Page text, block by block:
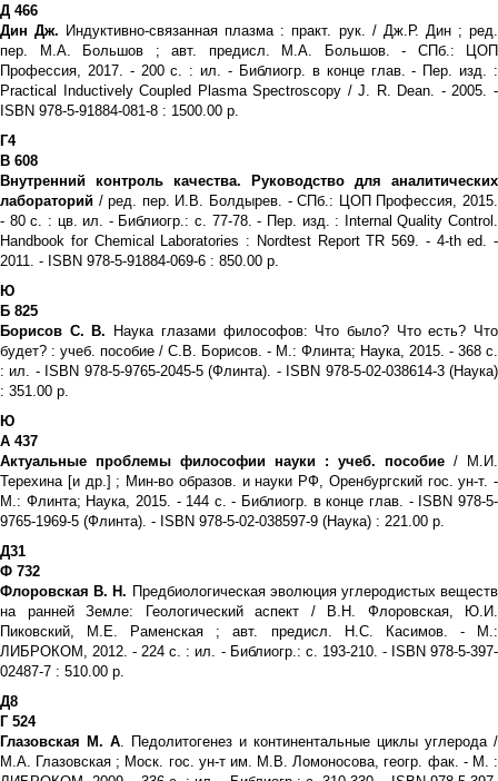
Д 466
Дин Дж. Индуктивно-связанная плазма : практ. рук. / Дж.Р. Дин ; ред.
пер. М.А. Большов ; авт. предисл. М.А. Большов. - СПб.: ЦОП
Профессия, 2017. - 200 с. : ил. - Библиогр. в конце глав. - Пер. изд. :
Practical Inductively Coupled Plasma Spectroscopy / J. R. Dean. - 2005. -
ISBN 978-5-91884-081-8 : 1500.00 р.
Г4
В 608
Внутренний контроль качества. Руководство для аналитических
лабораторий / ред. пер. И.В. Болдырев. - СПб.: ЦОП Профессия, 2015.
- 80 с. : цв. ил. - Библиогр.: с. 77-78. - Пер. изд. : Internal Quality Control.
Handbook for Chemical Laboratories : Nordtest Report TR 569. - 4-th ed. -
2011. - ISBN 978-5-91884-069-6 : 850.00 р.
Ю
Б 825
Борисов С. В. Наука глазами философов: Что было? Что есть? Что
будет? : учеб. пособие / С.В. Борисов. - М.: Флинта; Наука, 2015. - 368 с.
: ил. - ISBN 978-5-9765-2045-5 (Флинта). - ISBN 978-5-02-038614-3 (Наука)
: 351.00 р.
Ю
А 437
Актуальные проблемы философии науки : учеб. пособие / М.И.
Терехина [и др.] ; Мин-во образов. и науки РФ, Оренбургский гос. ун-т. -
М.: Флинта; Наука, 2015. - 144 с. - Библиогр. в конце глав. - ISBN 978-5-
9765-1969-5 (Флинта). - ISBN 978-5-02-038597-9 (Наука) : 221.00 р.
Д31
Ф 732
Флоровская В. Н. Предбиологическая эволюция углеродистых веществ
на ранней Земле: Геологический аспект / В.Н. Флоровская, Ю.И.
Пиковский, М.Е. Раменская ; авт. предисл. Н.С. Касимов. - М.:
ЛИБРОКОМ, 2012. - 224 с. : ил. - Библиогр.: с. 193-210. - ISBN 978-5-397-
02487-7 : 510.00 р.
Д8
Г 524
Глазовская М. А. Педолитогенез и континентальные циклы углерода /
М.А. Глазовская ; Моск. гос. ун-т им. М.В. Ломоносова, геогр. фак. - М. :